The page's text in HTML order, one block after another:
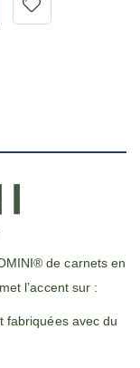
de carnets en
l’accent sur :
fabriquées avec du